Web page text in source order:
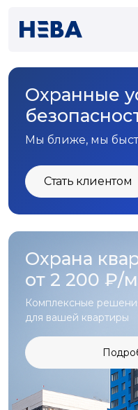
Охранные
Мы ближе, мы
Стать клиентом
Охрана
от 2 200 ₽/
Комплексные решения
для вашей квартиры